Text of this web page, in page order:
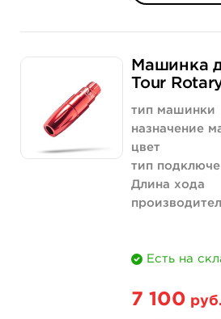
Машинка
Tour
тип машинки
назначение
цвет
тип
Длина хода
Есть на
7 100 руб.